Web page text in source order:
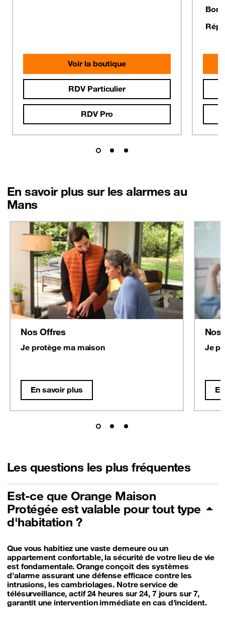
Voir la boutique
RDV Particulier
RDV Pro
En savoir plus sur les alarmes au
Mans
Nos Offres
Je protège ma maison
En savoir plus
Nos
Je
Les questions les plus fréquentes
Est-ce que Orange Maison
Protégée est valable pour tout type
d'habitation ?
Que vous habitiez une vaste demeure ou un
appartement confortable, la sécurité de votre lieu de vie
est fondamentale. Orange conçoit des systèmes
d'alarme assurant une défense efficace contre les
intrusions, les cambriolages. Notre service de
télésurveillance, actif 24 heures sur 24, 7 jours sur 7,
garantit une intervention immédiate en cas d'incident.